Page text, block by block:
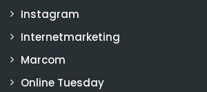
Instagram
Internetmarketing
Marcom
Online Tuesday